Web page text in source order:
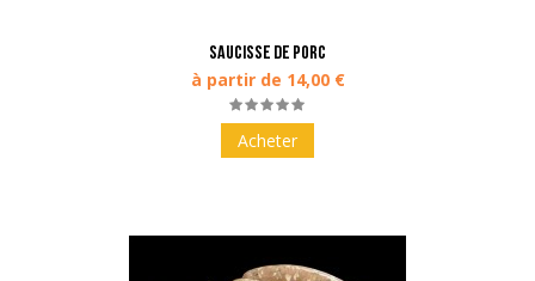
Saucisse de porc
à partir de 14,00 €
Acheter